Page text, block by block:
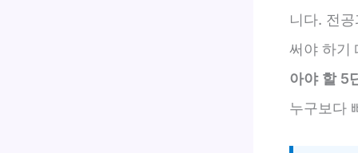
니다. 전
써야 하기
아야 할 5
누구보다